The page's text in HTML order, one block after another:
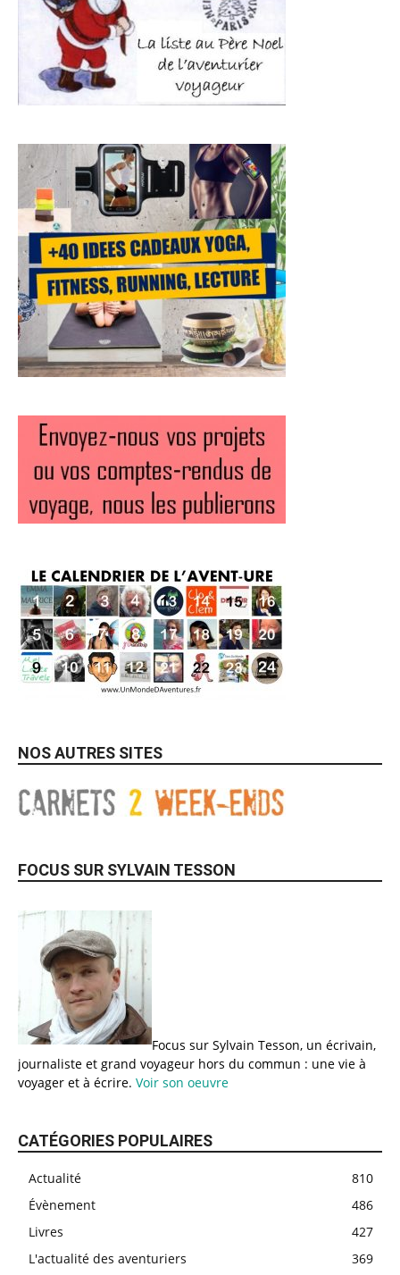
NOS AUTRES SITES
FOCUS SUR SYLVAIN TESSON
Focus sur Sylvain Tesson, un écrivain,
journaliste et grand voyageur hors du commun : une vie à
voyager et à écrire. Voir son oeuvre
CATÉGORIES POPULAIRES
Actualité
810
Évènement
486
Livres
427
L'actualité des aventuriers
369